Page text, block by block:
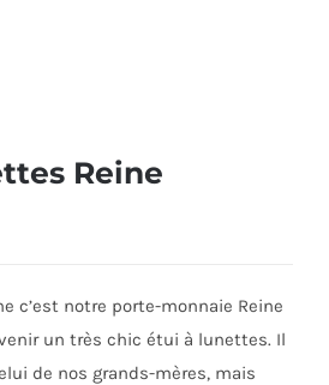
Reine
c’est notre porte-monnaie Reine
un très chic étui à lunettes. Il
de nos grands-mères, mais